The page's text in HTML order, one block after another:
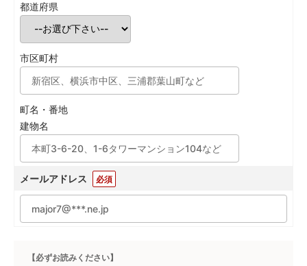
都道府県
市区町村
町名・番地
建物名
メールアドレス 必須
【必ずお読みください】